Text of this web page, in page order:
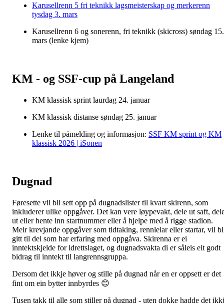
Karusellrenn 5 fri teknikk lagsmeisterskap og merkerenn
tysdag 3. mars
Karusellrenn 6 og sonerenn, fri teknikk (skicross) søndag 15.
mars (lenke kjem)
KM - og SSF-cup på Langeland
KM klassisk sprint laurdag 24. januar
KM klassisk distanse søndag 25. januar
Lenke til påmelding og informasjon: SSF KM sprint og KM
klassisk 2026 | iSonen
Dugnad
Føresette vil bli sett opp på dugnadslister til kvart skirenn, som
inkluderer ulike oppgåver. Det kan vere løypevakt, dele ut saft,
ut eller hente inn startnummer eller å hjelpe med å rigge stadion.
Meir krevjande oppgåver som tidtaking, rennleiar eller startar, vil
gitt til dei som har erfaring med oppgåva. Skirenna er ei
inntektskjelde for idrettslaget, og dugnadsvakta di er såleis eit godt
bidrag til inntekt til langrennsgruppa.
Dersom det ikkje høver og stille på dugnad når en er oppsett er det
fint om ein bytter innbyrdes 😊
Tusen takk til alle som stiller på dugnad - uten dokke hadde det